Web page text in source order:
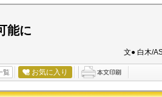
能に
文● 白木/
覧 お気に入り